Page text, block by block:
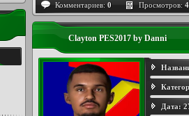
Комментариев: 0 Просмотров:
Clayton PES2017 by Danni
Дата: